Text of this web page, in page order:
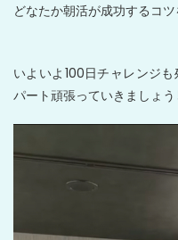
どなたか朝活が成功するコツ
いよいよ100日チャレンジ
パート頑張っていきましょう